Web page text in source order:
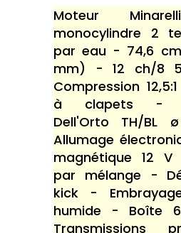
Moteur
monocylindre 2
par eau - 74,6
mm) - 12 ch/8
Compression
à clapets -
Dell'Orto TH/
Allumage
magnétique 12
par mélange -
kick -
humide - Boîte
Transmissions